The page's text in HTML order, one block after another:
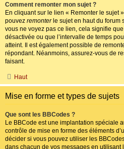
Comment remonter mon sujet ?
En cliquant sur le lien « Remonter le sujet
pouvez remonterle sujet en haut du forum
vous ne voyez pas ce lien, cela signifie
désactivée ou que l’intervalle de temps
atteint. Il est également possible de
répondant. Néanmoins, assurez-vous de
faisant.
Haut
Mise en forme et types de sujets
Que sont les BBCodes ?
Le BBCode est une implantation spéciale
contrôle de mise en forme des éléments
décider si vous pouvez utiliser les
dans chacun de vos messages en utilisant